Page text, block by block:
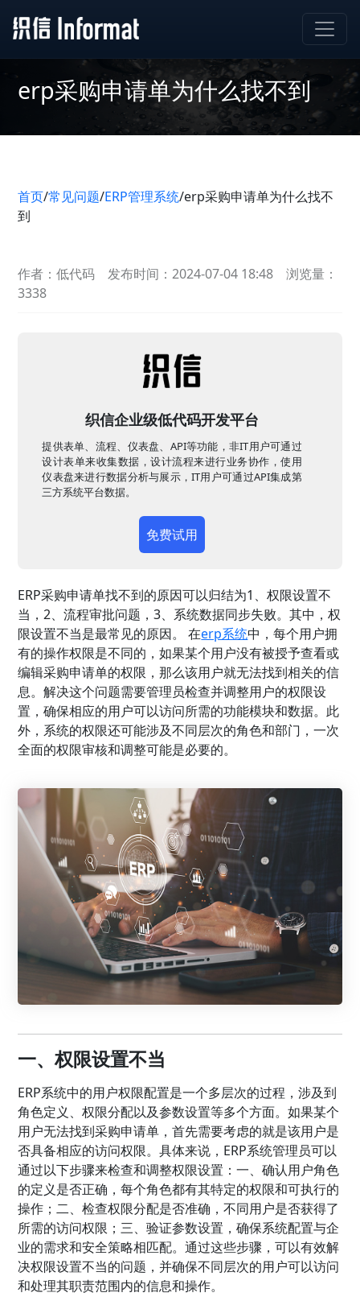
erp采购申请单为什么找不到
首页/常见问题/ERP管理系统/erp采购申请单为什么找不
到
作者：低代码 发布时间：2024-07-04 18:48
浏览量：
3338
织信企业级低代码开发平台
提供表单、流程、仪表盘、API等功能，非IT用户可通过
设计表单来收集数据，设计流程来进行业务协作，使用
仪表盘来进行数据分析与展示，IT用户可通过API集成第
三方系统平台数据。
免费试用
ERP采购申请单找不到的原因可以归结为1、权限设置不
当，2、流程审批问题，3、系统数据同步失败。其中，权
限设置不当是最常见的原因。 在erp系统中，每个用户拥
有的操作权限是不同的，如果某个用户没有被授予查看或
编辑采购申请单的权限，那么该用户就无法找到相关的信
息。解决这个问题需要管理员检查并调整用户的权限设
置，确保相应的用户可以访问所需的功能模块和数据。此
外，系统的权限还可能涉及不同层次的角色和部门，一次
全面的权限审核和调整可能是必要的。
一、权限设置不当
ERP系统中的用户权限配置是一个多层次的过程，涉及到
角色定义、权限分配以及参数设置等多个方面。如果某个
用户无法找到采购申请单，首先需要考虑的就是该用户是
否具备相应的访问权限。具体来说，ERP系统管理员可以
通过以下步骤来检查和调整权限设置：一、确认用户角色
的定义是否正确，每个角色都有其特定的权限和可执行的
操作；二、检查权限分配是否准确，不同用户是否获得了
所需的访问权限；三、验证参数设置，确保系统配置与企
业的需求和安全策略相匹配。通过这些步骤，可以有效解
决权限设置不当的问题，并确保不同层次的用户可以访问
和处理其职责范围内的信息和操作。